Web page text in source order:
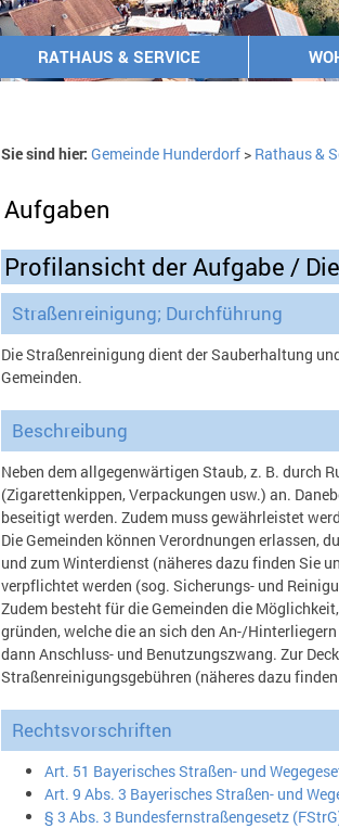
RATHAUS & SERVICE
Sie sind hier: Gemeinde Hunderdorf> Rathaus &
Aufgaben
Profilansicht der Aufgabe /
Straßenreinigung; Durchführung
Die Straßenreinigung dient der Sauberhaltung
Gemeinden.
Beschreibung
Neben dem allgegenwärtigen Staub, z. B. durch
(Zigarettenkippen, Verpackungen usw.) an.
beseitigt werden. Zudem muss gewährleistet
Die Gemeinden können Verordnungen erlassen,
und zum Winterdienst (näheres dazu finden Sie
verpflichtet werden (sog. Sicherungs- und
Zudem besteht für die Gemeinden die
gründen, welche die an sich den An-/
dann Anschluss- und Benutzungszwang. Zur
Straßenreinigungsgebühren (näheres dazu
Rechtsvorschriften
Art. 51 Bayerisches Straßen- und
Art. 9 Abs. 3 Bayerisches Straßen- und
§ 3 Abs. 3 Bundesfernstraßengesetz